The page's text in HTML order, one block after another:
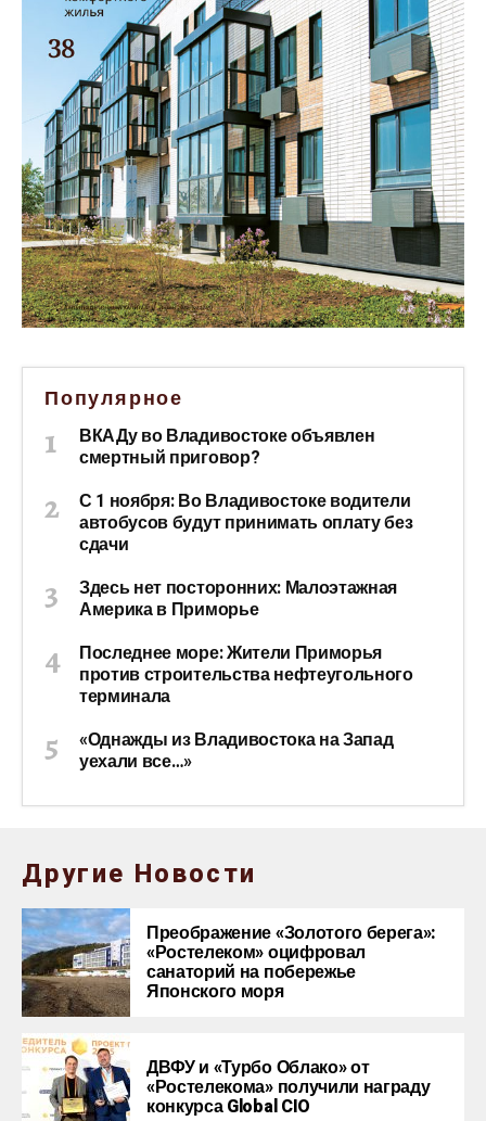
Популярное
ВКАДу во Владивостоке объявлен
смертный приговор?
С 1 ноября: Во Владивостоке водители
автобусов будут принимать оплату без
сдачи
Здесь нет посторонних: Малоэтажная
Америка в Приморье
Последнее море: Жители Приморья
против строительства нефтеугольного
терминала
«Однажды из Владивостока на Запад
уехали все…»
Другие Новости
Преображение «Золотого берега»:
«Ростелеком» оцифровал
санаторий на побережье
Японского моря
ДВФУ и «Турбо Облако» от
«Ростелекома» получили награду
конкурса Global CIO